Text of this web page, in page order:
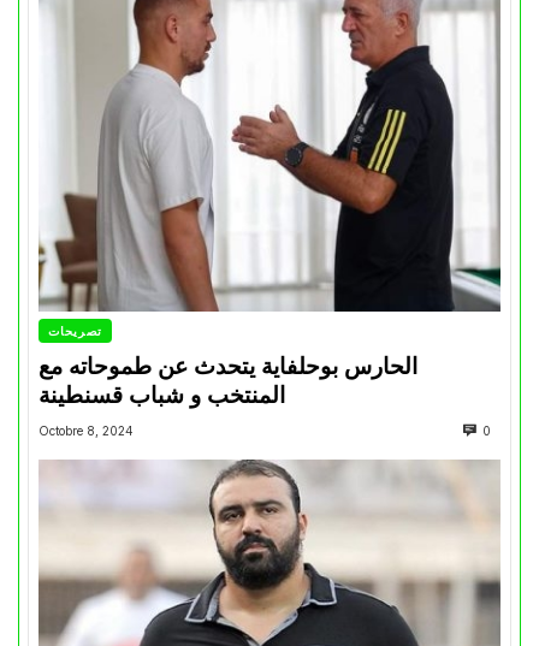
تصريحات
الحارس بوحلفاية يتحدث عن طموحاته مع
المنتخب و شباب قسنطينة
Octobre 8, 2024 0